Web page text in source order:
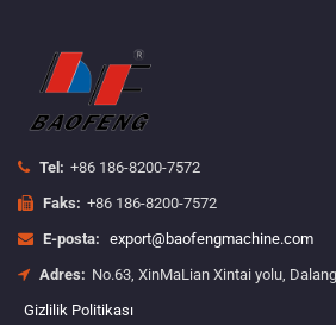
Tel: +86 186-8200-7572
Faks: +86 186-8200-7572
E-posta: export@baofengmachine.com
Adres: No.63, XinMaLian Xintai yolu,
Gizlilik Politikası